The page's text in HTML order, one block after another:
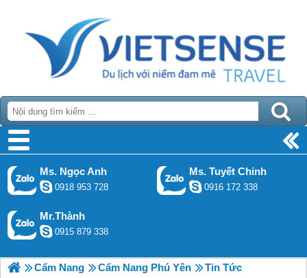
Ms. Ngọc Anh
0918 953 728
Ms. Tuyết Chinh
0916 172 338
Mr.Thành
0915 879 338
Cẩm Nang Cẩm Nang Phú Yên
Tin Tức